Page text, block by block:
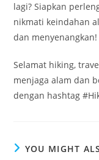
lagi? Siapkan
nikmati keindahan
dan menyenangkan!
Selamat hiking,
menjaga alam dan
dengan hashtag
YOU MIGHT